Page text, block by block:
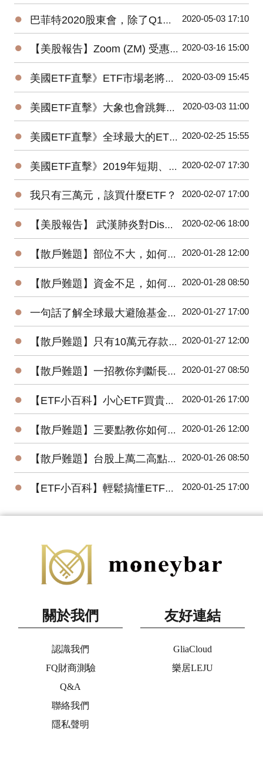
● 巴菲特2020股東會，除了Q1虧損，接下來投資人應該注意那些事？ 2020-05-03 17:10
● 【美股報告】Zoom (ZM) 受惠疫情，2019Q4財報及2020展望 2020-03-16 15:00
● 美國ETF直擊》ETF市場老將新兵爭鋒，誰是資金最青睞的No1？ 2020-03-09 15:45
● 美國ETF直擊》大象也會跳舞？2019美國主動ETF規模Top15出爐！ 2020-03-03 11:00
● 美國ETF直擊》全球最大的ETF是它⋯⋯1檔抵N檔0050！ 2020-02-25 15:55
● 美國ETF直擊》2019年短期、低風險的固定收益ETF最受追捧 2020-02-07 17:30
● 我只有三萬元，該買什麼ETF？ 2020-02-07 17:00
● 【美股報告】 武漢肺炎對Disney(DIS)2020第一季衝擊有多大？ 2020-02-06 18:00
● 【散戶難題】部位不大，如何增加投機功力？ 2020-01-28 12:00
● 【散戶難題】資金不足，如何快速累積財富？ 2020-01-28 08:50
● 一句話了解全球最大避險基金的操作思想 2020-01-27 17:00
● 【散戶難題】只有10萬元存款的小資，該如何開始投資台股？ 2020-01-27 12:00
● 【散戶難題】一招教你判斷長紅K是真突破還是假突破 2020-01-27 08:50
● 【ETF小百科】小心ETF買貴了！你不可不知的ETF名詞 2020-01-26 17:00
● 【散戶難題】三要點教你如何將波浪理論應用在台股上？ 2020-01-26 12:00
● 【散戶難題】台股上萬二高點，為何外資還敢大買百億？ 2020-01-26 08:50
● 【ETF小百科】輕鬆搞懂ETF追蹤指數的三種方式 2020-01-25 17:00
關於我們
認識我們
FQ財商測驗
Q&A
聯絡我們
隱私聲明
友好連結
GliaCloud
樂居LEJU